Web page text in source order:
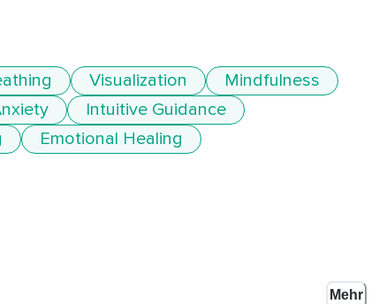
Visualization
Mindfulness
Intuitive Guidance
Emotional Healing
Mehr